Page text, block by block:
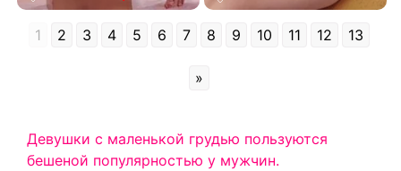
1 2 3 4 5 6 7 8 9 10 11 12 13
»
Девушки с маленькой грудью пользуются
бешеной популярностью у мужчин.